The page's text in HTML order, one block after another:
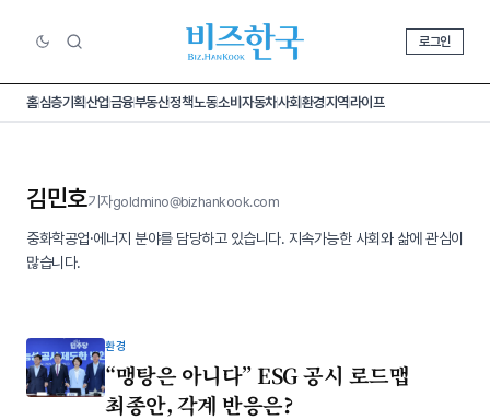
로그인
홈심층기획산업금융부동산정책노동소비 자동차사회환경지역라이프
김민호기자goldmino@bizhankook.com
중화학공업·에너지 분야를 담당하고 있습니다. 지속가능한 사회와 삶에 관심이
많습니다.
환경
“맹탕은 아니다” ESG 공시 로드맵
최종안, 각계 반응은?